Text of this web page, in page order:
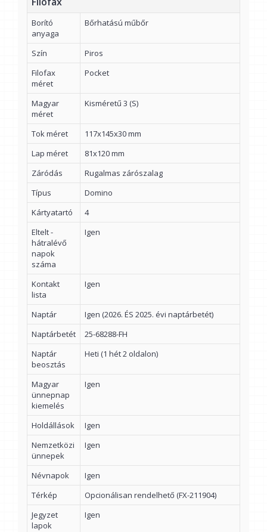
Borító
anyaga
Bőrhatású műbőr
Szín
Piros
Filofax
méret
Pocket
Magyar
méret
Kisméretű 3 (S)
Tok méret
117x145x30 mm
Lap méret
81x120 mm
Záródás
Rugalmas zárószalag
Típus
Domino
Kártyatartó
4
Eltelt -
hátralévő
napok
száma
Igen
Kontakt
lista
Igen
Naptár
Igen (2026. ÉS 2025. évi naptárbetét)
Naptárbetét
25-68288-FH
Naptár
beosztás
Heti (1 hét 2 oldalon)
Magyar
ünnepnap
kiemelés
Igen
Holdállások
Igen
Nemzetközi
ünnepek
Igen
Névnapok
Igen
Térkép
Opcionálisan rendelhető (FX-211904)
Jegyzet
lapok
Igen